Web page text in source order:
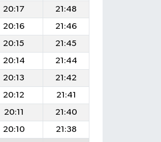
20:17
21:48
20:16
21:46
20:15
21:45
20:14
21:44
20:13
21:42
20:12
21:41
20:11
21:40
20:10
21:38